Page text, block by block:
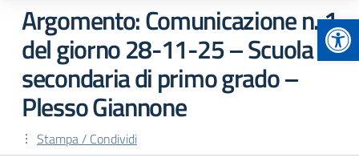
Argomento: Comunicazione n. 1
del giorno 28-11-25 – Scuola
secondaria di primo grado –
Plesso Giannone
Stampa / Condividi